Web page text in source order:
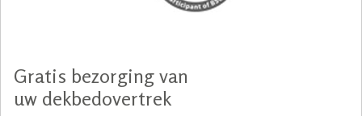
Gratis bezorging van
uw dekbedovertrek